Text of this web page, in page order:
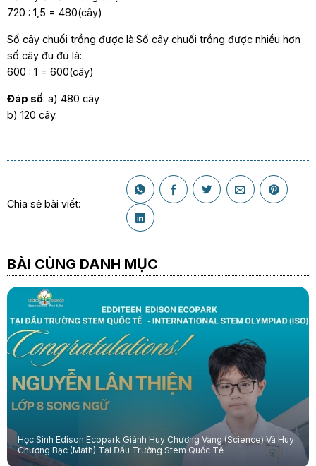
720 : 1,5 = 480(cây)
Số cây chuối trồng được là:Số cây chuối trồng được nhiều hơn
số cây đu đủ là:
600 : 1 = 600(cây)
Đáp số: a) 480 cây
b) 120 cây.
Chia sẻ bài viết:
BÀI CÙNG DANH MỤC
Học Sinh Edison Ecopark Giành Huy Chương Vàng (Science) Và Huy
Chương Bạc (Math) Tại Đấu Trường Stem Quốc Tế